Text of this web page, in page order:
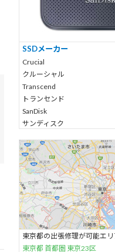
記載されていないメディアも
軽にお問い合わせください。
ロジテック
日立
SAMSUNG サムスン
Maxtorマックストア
富士通(FUJITSU)
記載されていないHDDも対応
お問い合わせください。
SSDメーカー
Crucial
クルーシャル
Transcend
トランセンド
SanDisk
サンディスク
キングストン
SK hynix
SKハイニックス
SAMSUNG
サムスン
Intel
インテル
SILICON POWER
シリコンパワー
東京都の出張修理が可能エリ
東京都 首都圏 東京23区